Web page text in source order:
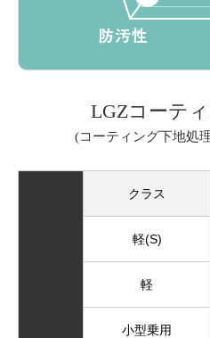
LGZコーテ
(コーティング下地処
クラス
軽(S)
軽
小型乗用